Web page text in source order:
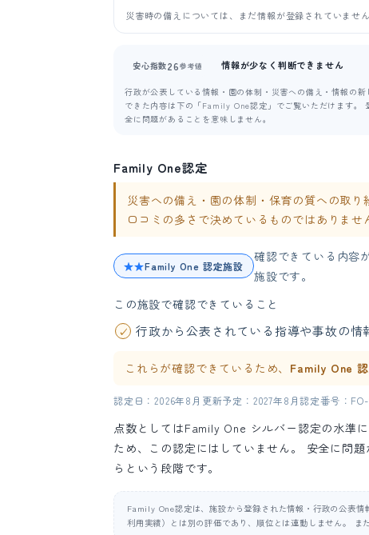
災害時の備えについては、まだ情報が登録されていませ
安心指数26参考値 情報が少なく判断できません
行政が公表している情報・園の体制・災害への備え・情報の
できた内容は下の「Family One認定」でご覧いただけます。
全に問題があることを意味しません。
Family One認定
災害への備え・園の体制・保育の質への取
口コミの多さで決めているものではありませ
★★Family One 認定施設
確認できている内容
施設です。
この施設で確認できていること
行政から公表されている指導や事故の情
これらが確認できているため、 Family One
認定日：2026年8月 更新予定：2027年8月認定番号：
点数としてはFamily One シルバー認定の水準
ため、この認定にはしていません。 安全に問
らという段階です。
Family One認定は、施設から登録された情報・行政の公表情
利用実績）とは別の評価であり、順位とは連動しません。 ま